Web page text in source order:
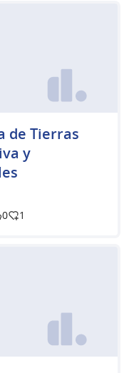
de Tierras
y
0 1